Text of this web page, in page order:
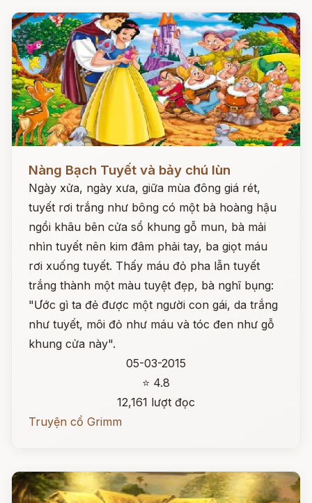
Nàng Bạch Tuyết và bảy chú lùn
Ngày xửa, ngày xưa, giữa mùa đông giá rét,
tuyết rơi trắng như bông có một bà hoàng hậu
ngồi khâu bên cửa sổ khung gỗ mun, bà mải
nhìn tuyết nên kim đâm phải tay, ba giọt máu
rơi xuống tuyết. Thấy máu đỏ pha lẫn tuyết
trắng thành một màu tuyệt đẹp, bà nghĩ bụng:
"Ước gì ta đẻ được một người con gái, da trắng
như tuyết, môi đỏ như máu và tóc đen như gỗ
khung cửa này".
05-03-2015
⭐ 4.8
12,161 lượt đọc
Truyện cổ Grimm